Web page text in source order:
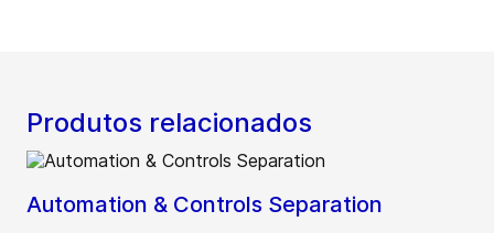
Produtos relacionados
Automation & Controls Separation